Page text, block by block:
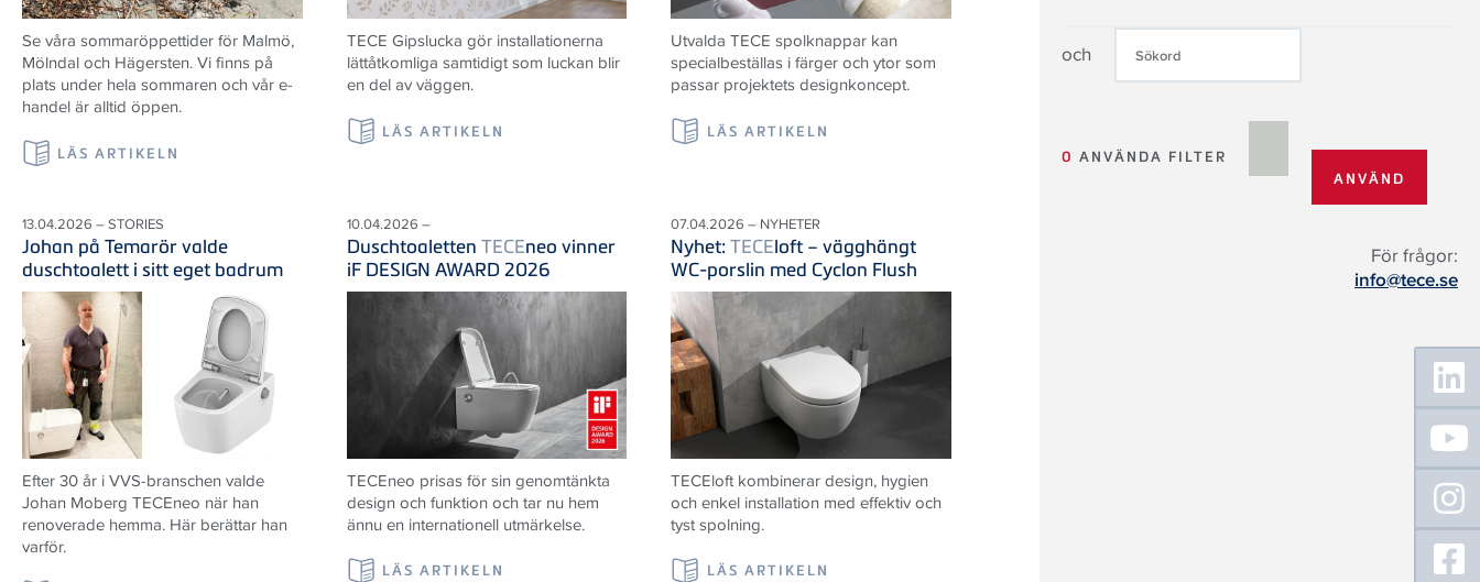
och
0 ANVÄNDA FILTER
För frågor:
info@tece.se
Se våra sommaröppettider för Malmö,
Mölndal och Hägersten. Vi finns på
plats under hela sommaren och vår e-
handel är alltid öppen.
LÄS ARTIKELN
TECE Gipslucka gör installationerna
lättåtkomliga samtidigt som luckan blir
en del av väggen.
LÄS ARTIKELN
Utvalda TECE spolknappar kan
specialbeställas i färger och ytor som
passar projektets designkoncept.
LÄS ARTIKELN
13.04.2026 – STORIES
Johan på Temarör valde
duschtoalett i sitt eget badrum
Efter 30 år i VVS-branschen valde
Johan Moberg TECEneo när han
renoverade hemma. Här berättar han
varför.
10.04.2026 –
Duschtoaletten TECEneo vinner
iF DESIGN AWARD 2026
TECEneo prisas för sin genomtänkta
design och funktion och tar nu hem
ännu en internationell utmärkelse.
LÄS ARTIKELN
07.04.2026 – NYHETER
Nyhet:TECEloft – vägghängt
WC-porslin med Cyclon Flush
TECEloft kombinerar design, hygien
och enkel installation med effektiv och
tyst spolning.
LÄS ARTIKELN
Floating